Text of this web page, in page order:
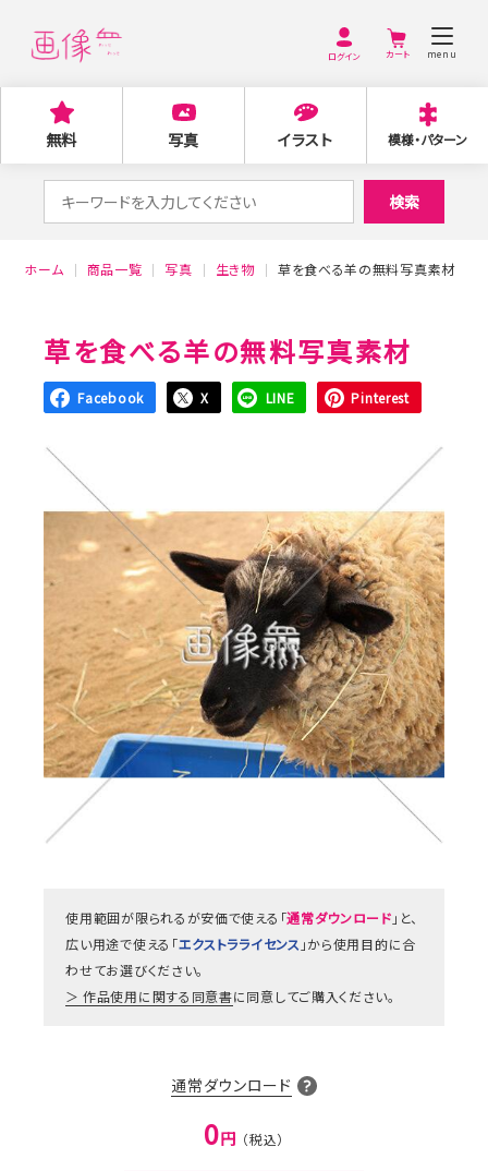
ログイン menu
無料 写真 イラスト 模様・パターン
索
検索
ホーム 商品一覧 写真 生き物 草を食べる羊の無料写真素材
草を食べる羊の無料写真素材
Facebook X LINE Pinterest
使用範囲が限られるが安価で使える「通常ダウンロード 」と、
広い用途で使える「エクストラライセンス 」から使用目的に合
わせてお選びください。
作品使用に関する同意書に同意してご購入ください。
通常ダウンロード
0円